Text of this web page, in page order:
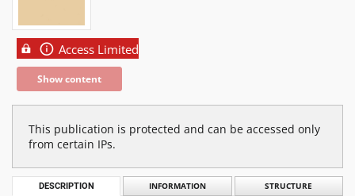
Access Limited
Show content
This publication is protected and can be accessed only
from certain IPs.
DESCRIPTION INFORMATION STRUCTURE